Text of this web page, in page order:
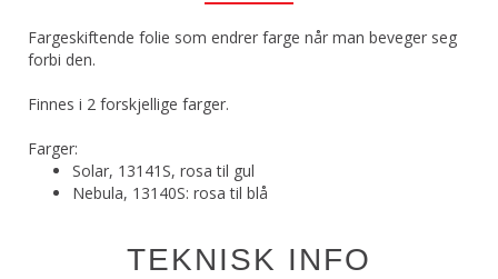
Fargeskiftende folie som endrer farge når man beveger seg
forbi den.
Finnes i 2 forskjellige farger.
Farger:
Solar, 13141S, rosa til gul
Nebula, 13140S: rosa til blå
TEKNISK INFO